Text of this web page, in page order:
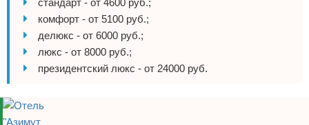
стандарт - от 4600 руб.;
комфорт - от 5100 руб.;
делюкс - от 6000 руб.;
люкс - от 8000 руб.;
президентский люкс - от 24000 руб.